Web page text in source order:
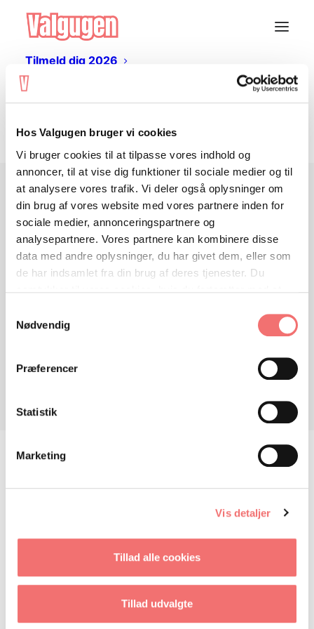
Hos Valgugen bruger vi cookies
Vi bruger cookies til at tilpasse vores indhold og
annoncer, til at vise dig funktioner til sociale medier og til
at analysere vores trafik. Vi deler også oplysninger om
din brug af vores website med vores partnere inden for
sociale medier, annonceringspartnere og
analysepartnere. Vores partnere kan kombinere disse
data med andre oplysninger, du har givet dem, eller som
de har indsamlet fra din brug af deres tjenester. Du
Nødvendig
Præferencer
Statistik
Marketing
Vis detaljer
Tillad alle cookies
Tillad udvalgte
Tilmeld dig 2026
Valgugen
Materialer
Valgafholdelse
Log ind
Email*
Password*
Remember me
Lost your password?